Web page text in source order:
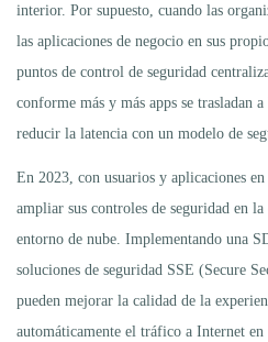
interior. Por supuesto, cuando las
las aplicaciones de negocio en sus
puntos de control de seguridad
conforme más y más apps se trasladan
reducir la latencia con un modelo de
En 2023, con usuarios y aplicaciones en
ampliar sus controles de seguridad en
entorno de nube. Implementando una
soluciones de seguridad SSE (Secure
pueden mejorar la calidad de la
automáticamente el tráfico a Internet